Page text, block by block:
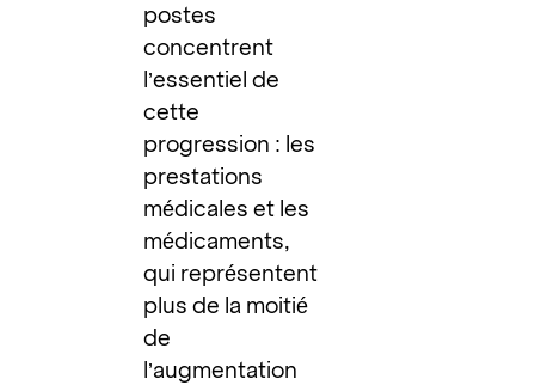
postes
concentrent
l’essentiel de
cette
progression : les
prestations
médicales et les
médicaments,
qui représentent
plus de la moitié
de
l’augmentation